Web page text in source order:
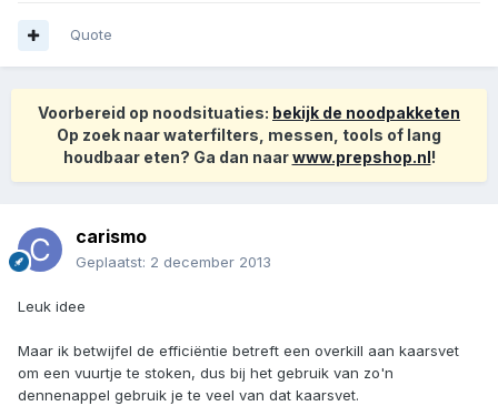
Quote
Voorbereid op noodsituaties: bekijk de noodpakketen
Op zoek naar waterfilters, messen, tools of lang
houdbaar eten? Ga dan naarwww.prepshop.nl!
carismo
Geplaatst: 2 december 2013
Leuk idee
Maar ik betwijfel de efficiëntie betreft een overkill aan kaarsvet
om een vuurtje te stoken, dus bij het gebruik van zo'n
dennenappel gebruik je te veel van dat kaarsvet.